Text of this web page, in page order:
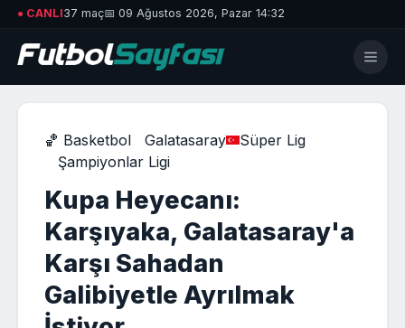
● CANLI37 maç📅 09 Ağustos 2026, Pazar 14:32
🏀 Basketbol Galatasaray
Süper Lig
Şampiyonlar Ligi
Kupa Heyecanı:
Karşıyaka, Galatasaray'a
Karşı Sahadan
Galibiyetle Ayrılmak